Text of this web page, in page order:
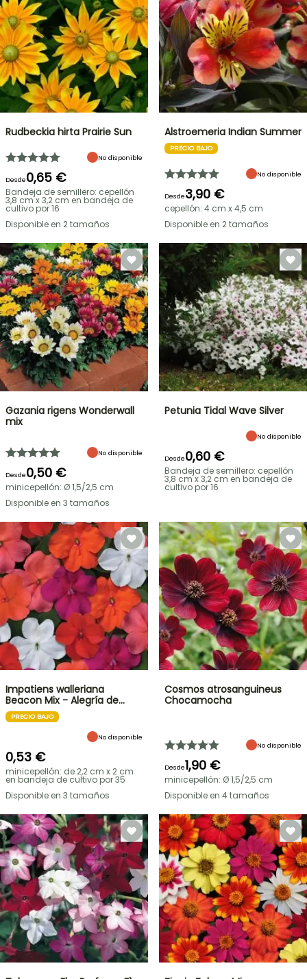
Rudbeckia hirta Prairie Sun
No disponible
Desde0,65 €
Bandeja de semillero: cepellón
3,8 cm x 3,2 cm en bandeja de
cultivo por 16
Disponible en 2 tamaños
Alstroemeria Indian Summer
PRECIO BAJO
No disponible
Desde3,90 €
cepellón: 4 cm x 4,5 cm
Disponible en 2 tamaños
Gazania rigens Wonderwall
mix
No disponible
Desde0,50 €
minicepellón: Ø 1,5/2,5 cm
Disponible en 3 tamaños
Petunia Tidal Wave Silver
No disponible
Desde0,60 €
Bandeja de semillero: cepellón
3,8 cm x 3,2 cm en bandeja de
cultivo por 16
Impatiens walleriana
Beacon Mix - Alegría de…
PRECIO BAJO
No disponible
0,53 €
minicepellón: de 2,2 cm x 2 cm
en bandeja de cultivo por 35
Disponible en 3 tamaños
Cosmos atrosanguineus
Chocamocha
No disponible
Desde1,90 €
minicepellón: Ø 1,5/2,5 cm
Disponible en 4 tamaños